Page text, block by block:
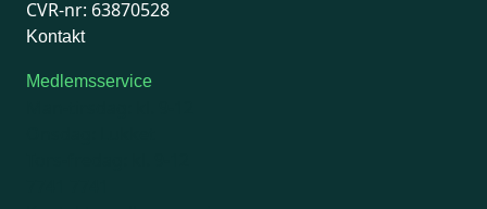
CVR-nr: 63870528
Kontakt
Medlemsservice